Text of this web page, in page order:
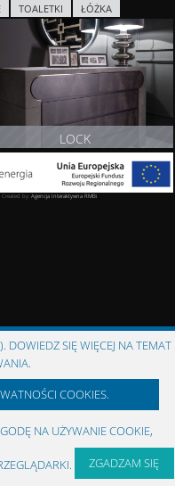
TOALETKI ŁÓŻKA
LOCK
ZOBACZ PRODUKT
Created by:Agencja Interaktywna RMBi
DOWIEDZ SIĘ WIĘCEJ NA TEMAT
COOKIES.
NA UŻYWANIE COOKIE,
ZGADZAM SIĘ